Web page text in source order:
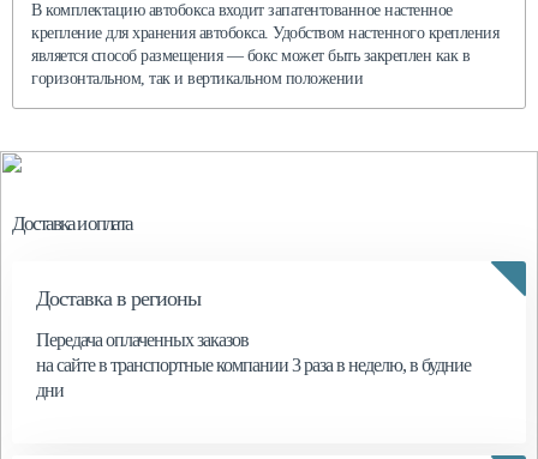
В комплектацию автобокса входит запатентованное настенное
крепление для хранения автобокса. Удобством настенного крепления
является способ размещения — бокс может быть закреплен как в
горизонтальном, так и вертикальном положении
Доставка и оплата
Доставка в регионы
Передача оплаченных заказов
на сайте в транспортные компании 3 раза в неделю, в будние
дни